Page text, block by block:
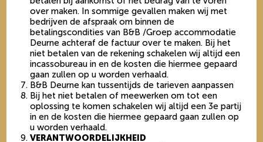
over maken. In sommige gevallen maken wij met
bedrijven de afspraak om binnen de
betalingscondities van B&B /Groep accommodatie
Deurne achteraf de factuur over te maken. Bij het
niet betalen van de rekening schakelen wij altijd een
incassobureau in en de kosten die hiermee gepaard
gaan zullen op u worden verhaald.
B&B Deurne kan tussentijds de tarieven aanpassen
Bij het niet betalen of meewerken om tot een
oplossing te komen schakelen wij altijd een 3e partij
in en de kosten die hiermee gepaard gaan zullen op
u worden verhaald.
VERANTWOORDELIJKHEID